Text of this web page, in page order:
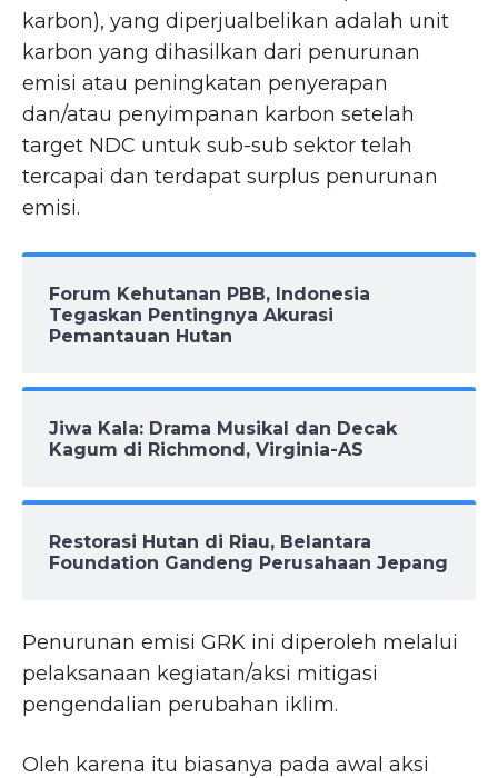
karbon), yang diperjualbelikan adalah unit
karbon yang dihasilkan dari penurunan
emisi atau peningkatan penyerapan
dan/atau penyimpanan karbon setelah
target NDC untuk sub-sub sektor telah
tercapai dan terdapat surplus penurunan
emisi.
Forum Kehutanan PBB, Indonesia
Tegaskan Pentingnya Akurasi
Pemantauan Hutan
Jiwa Kala: Drama Musikal dan Decak
Kagum di Richmond, Virginia-AS
Restorasi Hutan di Riau, Belantara
Foundation Gandeng Perusahaan Jepang
Penurunan emisi GRK ini diperoleh melalui
pelaksanaan kegiatan/aksi mitigasi
pengendalian perubahan iklim.
Oleh karena itu biasanya pada awal aksi